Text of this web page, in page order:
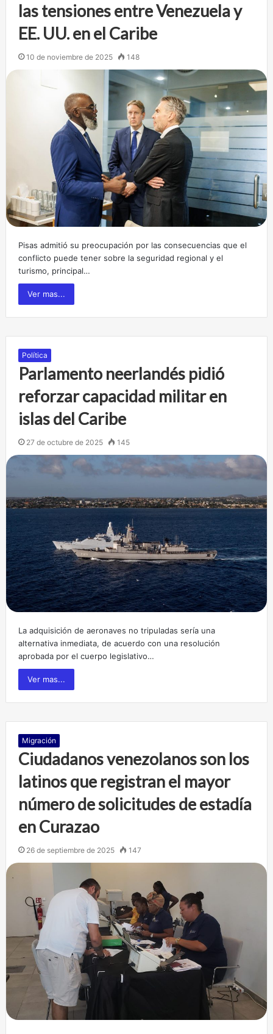
las tensiones entre Venezuela y
EE. UU. en el Caribe
10 de noviembre de 2025 148
Pisas admitió su preocupación por las consecuencias que el
conflicto puede tener sobre la seguridad regional y el
turismo, principal…
Ver mas...
Política
Parlamento neerlandés pidió
reforzar capacidad militar en
islas del Caribe
27 de octubre de 2025 145
La adquisición de aeronaves no tripuladas sería una
alternativa inmediata, de acuerdo con una resolución
aprobada por el cuerpo legislativo…
Ver mas...
Migración
Ciudadanos venezolanos son los
latinos que registran el mayor
número de solicitudes de estadía
en Curazao
26 de septiembre de 2025 147